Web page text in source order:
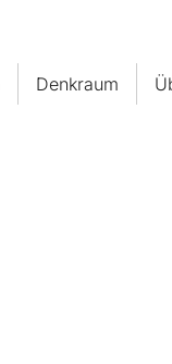
Denkraum